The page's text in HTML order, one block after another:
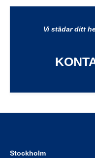
Vi städar ditt
Stockholm